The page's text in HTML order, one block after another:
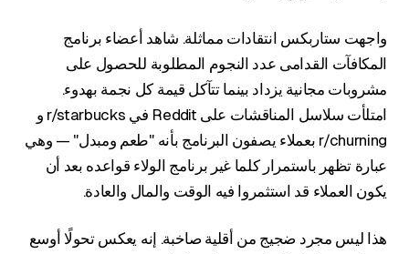
واجهت ستاربكس انتقادات مماثلة. شاهد أعضاء برنامج
المكافآت القدامى عدد النجوم المطلوبة للحصول على
مشروبات مجانية يزداد بينما تتآكل قيمة كل نجمة بهدوء.
امتلأت سلاسل المناقشات على Reddit في r/starbucks و
r/churning بعملاء يصفون البرنامج بأنه "طعم ومبدل" — وهي
عبارة تظهر باستمرار كلما غير برنامج الولاء قواعده بعد أن
يكون العملاء قد استثمروا فيه الوقت والمال والعادة.
هذا ليس مجرد ضجيج من أقلية صاخبة. إنه يعكس تحولًا أوسع